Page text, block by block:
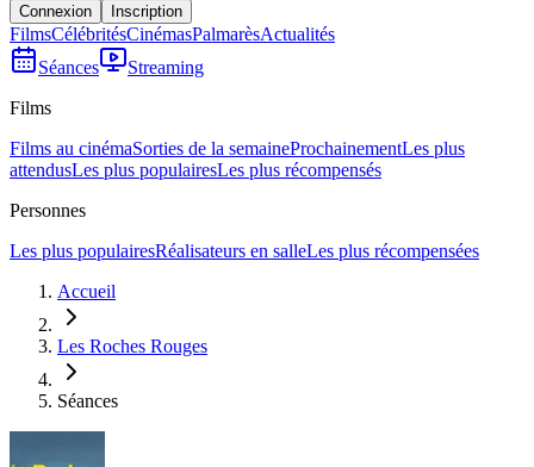
Connexion Inscription
FilmsCélébritésCinémasPalmarèsActualités
Séances
Streaming
Films
Films au cinémaSorties de la semaineProchainementLes plus
attendusLes plus populairesLes plus récompensés
Personnes
Les plus populairesRéalisateurs en salleLes plus récompensées
Accueil
Les Roches Rouges
Séances